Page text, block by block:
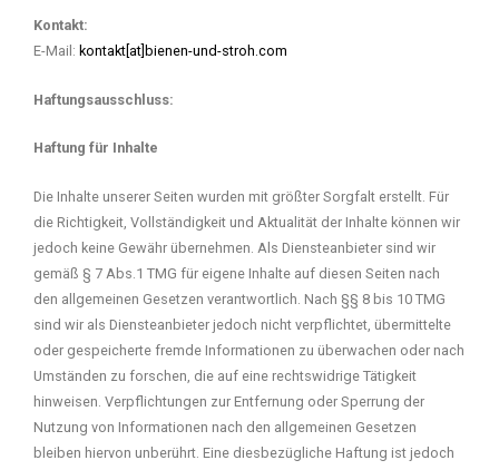
Kontakt:
E-Mail: kontakt[at]bienen-und-stroh.com
Haftungsausschluss:
Haftung für Inhalte
Die Inhalte unserer Seiten wurden mit größter Sorgfalt erstellt. Für
die Richtigkeit, Vollständigkeit und Aktualität der Inhalte können wir
jedoch keine Gewähr übernehmen. Als Diensteanbieter sind wir
gemäß § 7 Abs.1 TMG für eigene Inhalte auf diesen Seiten nach
den allgemeinen Gesetzen verantwortlich. Nach §§ 8 bis 10 TMG
sind wir als Diensteanbieter jedoch nicht verpflichtet, übermittelte
oder gespeicherte fremde Informationen zu überwachen oder nach
Umständen zu forschen, die auf eine rechtswidrige Tätigkeit
hinweisen. Verpflichtungen zur Entfernung oder Sperrung der
Nutzung von Informationen nach den allgemeinen Gesetzen
bleiben hiervon unberührt. Eine diesbezügliche Haftung ist jedoch